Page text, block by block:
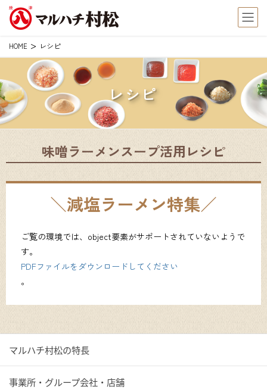
HOME レシピ
レシピ
味噌ラーメンスープ活用レシピ
減塩ラーメン特集
ご覧の環境では、object要素がサポートされていないようで
す。
PDFファイルをダウンロードしてください
。
マルハチ村松の特長
事業所・グループ会社・店舗